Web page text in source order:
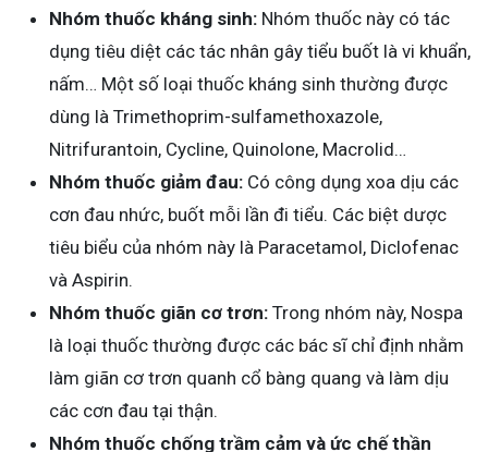
Nhóm thuốc kháng sinh: Nhóm thuốc này có tác
dụng tiêu diệt các tác nhân gây tiểu buốt là vi khuẩn,
nấm… Một số loại thuốc kháng sinh thường được
dùng là Trimethoprim-sulfamethoxazole,
Nitrifurantoin, Cycline, Quinolone, Macrolid…
Nhóm thuốc giảm đau: Có công dụng xoa dịu các
cơn đau nhức, buốt mỗi lần đi tiểu. Các biệt dược
tiêu biểu của nhóm này là Paracetamol, Diclofenac
và Aspirin.
Nhóm thuốc giãn cơ trơn: Trong nhóm này, Nospa
là loại thuốc thường được các bác sĩ chỉ định nhằm
làm giãn cơ trơn quanh cổ bàng quang và làm dịu
các cơn đau tại thận.
Nhóm thuốc chống trầm cảm và ức chế thần